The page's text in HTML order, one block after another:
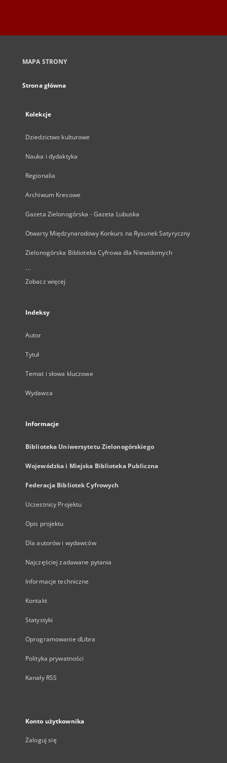
MAPA STRONY
Strona główna
Kolekcje
Dziedzictwo kulturowe
Nauka i dydaktyka
Regionalia
Archiwum Kresowe
Gazeta Zielonogórska - Gazeta Lubuska
Otwarty Międzynarodowy Konkurs na Rysunek Satyryczny
Zielonogórska Biblioteka Cyfrowa dla Niewidomych
...
Zobacz więcej
Indeksy
Autor
Tytuł
Temat i słowa kluczowe
Wydawca
Informacje
Biblioteka Uniwersytetu Zielonogórskiego
Wojewódzka i Miejska Biblioteka Publiczna
Federacja Bibliotek Cyfrowych
Uczestnicy Projektu
Opis projektu
Dla autorów i wydawców
Najczęściej zadawane pytania
Informacje techniczne
Kontakt
Statystyki
Oprogramowanie dLibra
Polityka prywatności
Kanały RSS
Konto użytkownika
Zaloguj się